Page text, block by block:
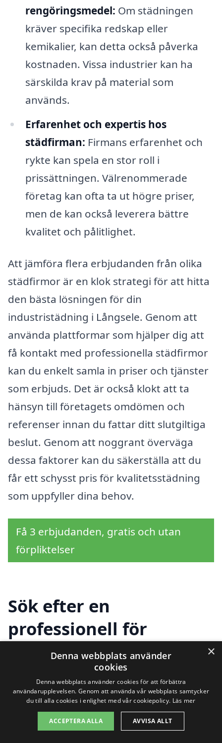
rengöringsmedel: Om städningen
kräver specifika redskap eller
kemikalier, kan detta också påverka
kostnaden. Vissa industrier kan ha
särskilda krav på material som
används.
Erfarenhet och expertis hos
städfirman: Firmans erfarenhet och
rykte kan spela en stor roll i
prissättningen. Välrenommerade
företag kan ofta ta ut högre priser,
men de kan också leverera bättre
kvalitet och pålitlighet.
Att jämföra flera erbjudanden från olika
städfirmor är en klok strategi för att hitta
den bästa lösningen för din
industristädning i Långsele. Genom att
använda plattformar som hjälper dig att
få kontakt med professionella städfirmor
kan du enkelt samla in priser och tjänster
som erbjuds. Det är också klokt att ta
hänsyn till företagets omdömen och
referenser innan du fattar ditt slutgiltiga
beslut. Genom att noggrant överväga
dessa faktorer kan du säkerställa att du
får ett schysst pris för kvalitetsstädning
som uppfyller dina behov.
Få 3 erbjudanden, gratis och utan
förpliktelser
Sök efter en
professionell för
industristädning i
andra städer nära
Långsele
×
Denna webbplats använder
cookies
Denna webbplats använder cookies för att förbättra
användarupplevelsen. Genom att använda vår webbplats samtycker
du till alla cookies i enlighet med vår cookiepolicy. Läs mer
ACCEPTERA ALLA AVVISA ALLT